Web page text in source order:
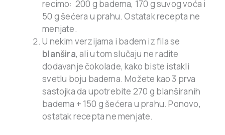
recimo: 200 g badema, 170 g suvog voća i
50 g šećera u prahu. Ostatak recepta ne
menjate.
U nekim verzijama i badem iz fila se
blanšira, ali u tom slučaju ne radite
dodavanje čokolade, kako biste istakli
svetlu boju badema. Možete kao 3 prva
sastojka da upotrebite 270 g blanširanih
badema + 150 g šećera u prahu. Ponovo,
ostatak recepta ne menjate.